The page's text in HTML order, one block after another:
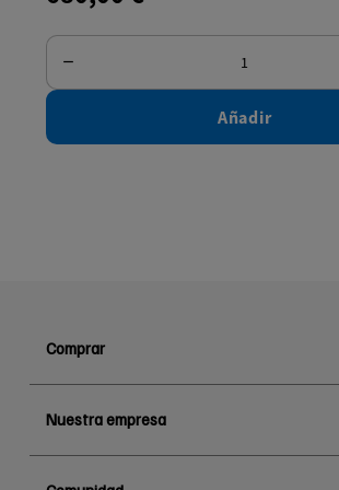
Añadir
Comprar
Nuestra empresa